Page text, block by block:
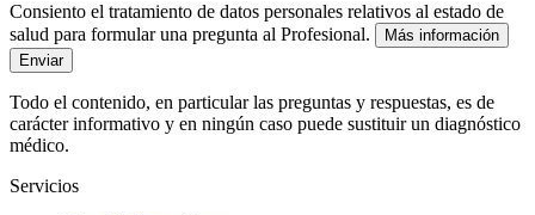
Consiento el tratamiento de datos personales relativos al estado de
salud para formular una pregunta al Profesional.
Más información
Enviar
Todo el contenido, en particular las preguntas y respuestas, es de
carácter informativo y en ningún caso puede sustituir un diagnóstico
médico.
Servicios